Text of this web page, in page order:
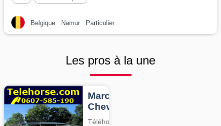
Belgique Namur Particulier
Les pros à la une
Marcheurs
Chevaux
Téléhorse,